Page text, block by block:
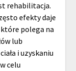
rehabilitacja.
efekty daje
polega na
lub
i uzyskaniu
celu